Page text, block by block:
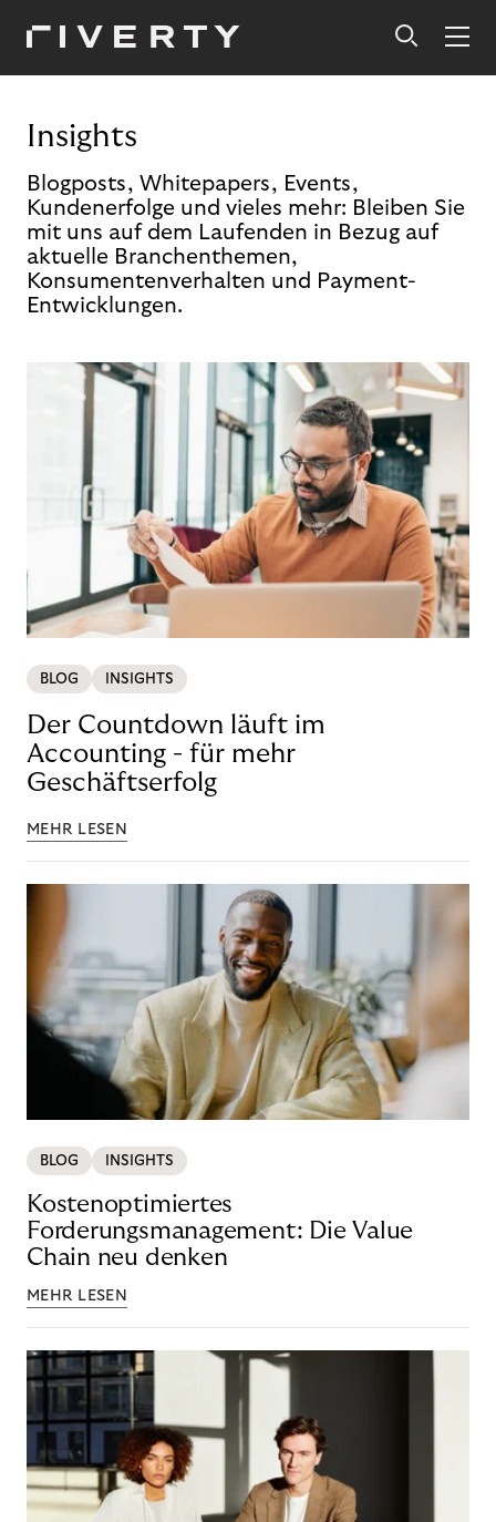
Insights
Blogposts, Whitepapers, Events,
Kundenerfolge und vieles mehr: Bleiben Sie
mit uns auf dem Laufenden in Bezug auf
aktuelle Branchenthemen,
Konsumentenverhalten und Payment-
Entwicklungen.
BLOG INSIGHTS
Der Countdown läuft im
Accounting - für mehr
Geschäftserfolg
MEHR LESEN
BLOG INSIGHTS
Kostenoptimiertes
Forderungsmanagement: Die Value
Chain neu denken
MEHR LESEN